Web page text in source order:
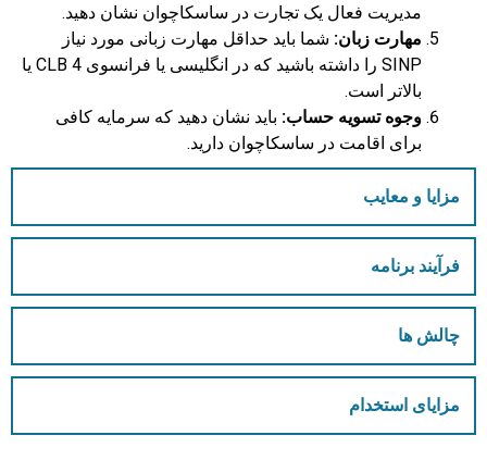
مدیریت فعال یک تجارت در ساسکاچوان نشان دهید.
مهارت زبان: شما باید حداقل مهارت زبانی مورد نیاز
SINP را داشته باشید که در انگلیسی یا فرانسوی CLB 4 یا
بالاتر است.
وجوه تسویه حساب: باید نشان دهید که سرمایه کافی
برای اقامت در ساسکاچوان دارید.
مزایا و معایب
فرآیند برنامه
چالش ها
مزایای استخدام